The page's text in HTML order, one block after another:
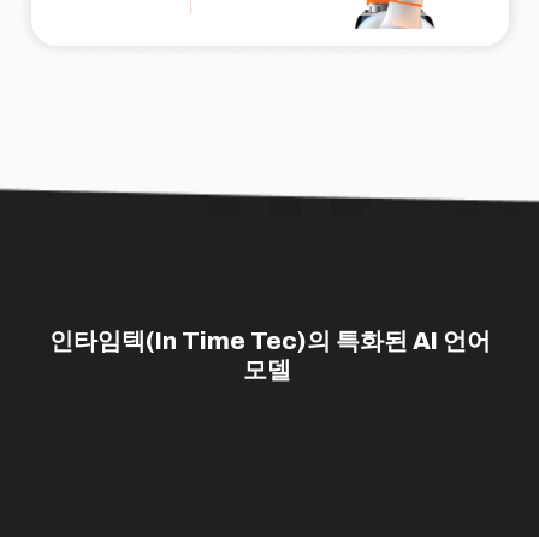
인타임텍(In Time Tec)의 특화된 AI 언어
모델